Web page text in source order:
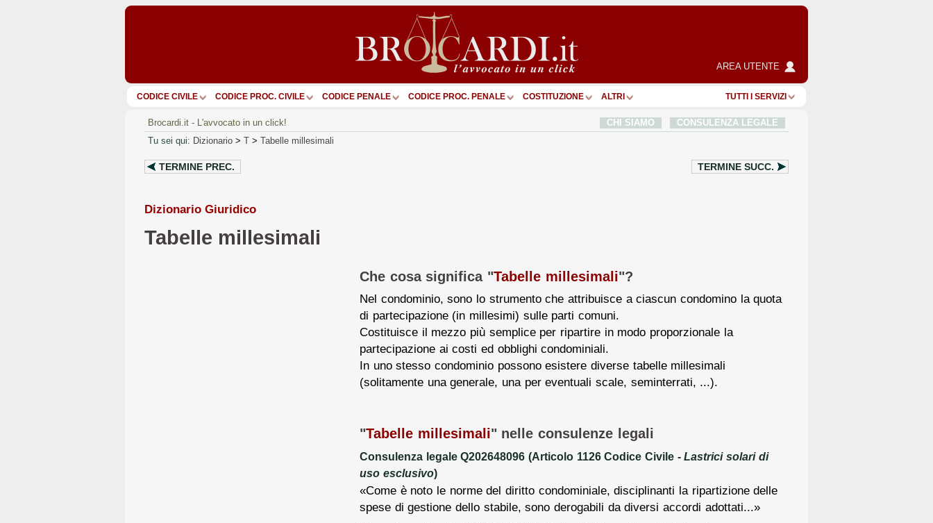
AREA UTENTE
CODICE CIVILE CODICE PROC. CIVILE CODICE PENALE CODICE PROC. PENALE COSTITUZIONE ALTRI TUTTI I SERVIZI
Brocardi.it - L'avvocato in un click! CHI SIAMO
CONSULENZA LEGALE
Tu sei qui: Dizionario > T > Tabelle millesimali
TERMINE PREC. TERMINE SUCC.
Dizionario Giuridico
Tabelle millesimali
Che cosa significa "Tabelle millesimali"?
Nel condominio, sono lo strumento che attribuisce a ciascun condomino la quota
di partecipazione (in millesimi) sulle parti comuni.
Costituisce il mezzo più semplice per ripartire in modo proporzionale la
partecipazione ai costi ed obblighi condominiali.
In uno stesso condominio possono esistere diverse tabelle millesimali
(solitamente una generale, una per eventuali scale, seminterrati, ...).
"Tabelle millesimali" nelle consulenze legali
Consulenza legale Q202648096 (Articolo 1126 Codice Civile -Lastrici solari di
uso esclusivo)
«Come è noto le norme del diritto condominiale, disciplinanti la ripartizione delle
spese di gestione dello stabile, sono derogabili da diversi accordi adottati...»